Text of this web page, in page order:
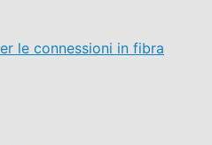
le connessioni in fibra